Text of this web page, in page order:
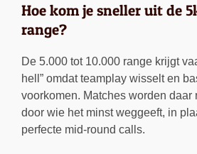
Hoe kom je sneller uit de
range?
De 5.000 tot 10.000 range krijgt
hell” omdat teamplay wisselt en
voorkomen. Matches worden daar
door wie het minst weggeeft, in
perfecte mid-round calls.